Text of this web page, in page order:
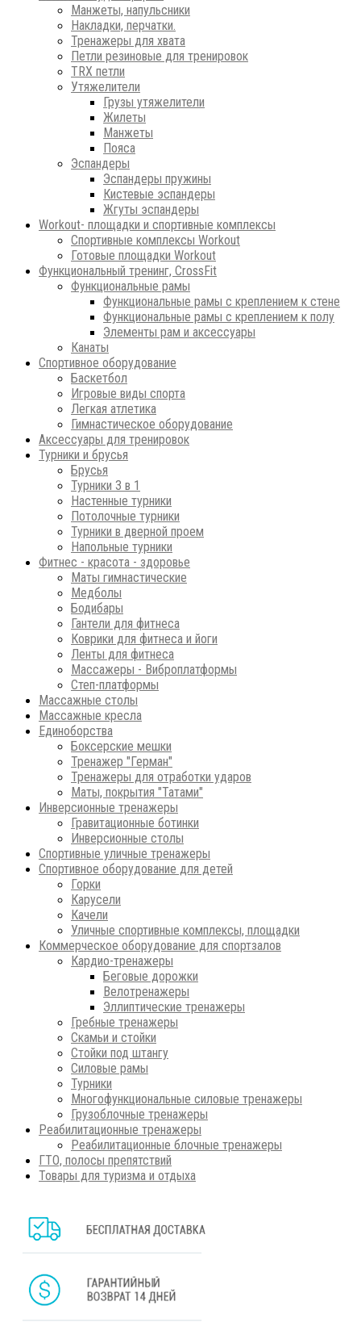
Манжеты, напульсники
Накладки, перчатки.
Тренажеры для хвата
Петли резиновые для тренировок
ТRХ петли
Утяжелители
Грузы утяжелители
Жилеты
Манжеты
Пояса
Эспандеры
Эспандеры пружины
Кистевые эспандеры
Жгуты эспандеры
Workout- площадки и спортивные комплексы
Спортивные комплексы Workout
Готовые площадки Workout
Функциональный тренинг, CrossFit
Функциональные рамы
Функциональные рамы с креплением к стене
Функциональные рамы с креплением к полу
Элементы рам и аксессуары
Канаты
Спортивное оборудование
Баскетбол
Игровые виды спорта
Легкая атлетика
Гимнастическое оборудование
Аксессуары для тренировок
Турники и брусья
Брусья
Турники 3 в 1
Настенные турники
Потолочные турники
Турники в дверной проем
Напольные турники
Фитнес - красота - здоровье
Маты гимнастические
Медболы
Бодибары
Гантели для фитнеса
Коврики для фитнеса и йоги
Ленты для фитнеса
Массажеры - Виброплатформы
Степ-платформы
Массажные столы
Массажные кресла
Единоборства
Боксерские мешки
Тренажер "Герман"
Тренажеры для отработки ударов
Маты, покрытия "Татами"
Инверсионные тренажеры
Гравитационные ботинки
Инверсионные столы
Спортивные уличные тренажеры
Спортивное оборудование для детей
Горки
Карусели
Качели
Уличные спортивные комплексы, площадки
Коммерческое оборудование для спортзалов
Кардио-тренажеры
Беговые дорожки
Велотренажеры
Эллиптические тренажеры
Гребные тренажеры
Скамьи и стойки
Стойки под штангу
Силовые рамы
Турники
Многофункциональные силовые тренажеры
Грузоблочные тренажеры
Реабилитационные тренажеры
Реабилитационные блочные тренажеры
ГТО, полосы препятствий
Товары для туризма и отдыха